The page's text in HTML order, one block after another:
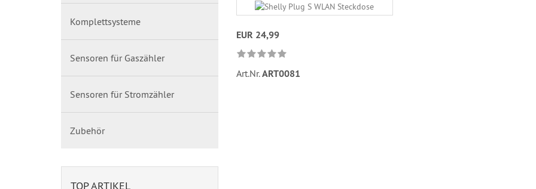
EUR 24,99
Art.Nr.ART0081
Komplettsysteme
Sensoren für Gaszähler
Sensoren für Stromzähler
Zubehör
TOP ARTIKEL